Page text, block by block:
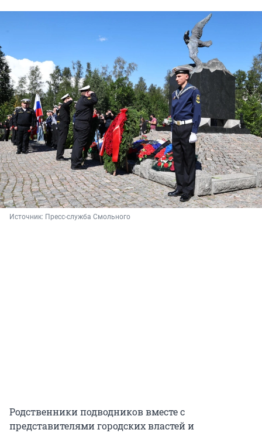
Источник: Пресс-служба Смольного
Родственники подводников вместе с
представителями городских властей и